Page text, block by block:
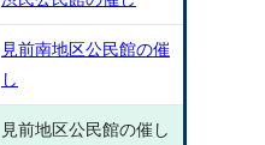
見前南地区公民館の催
し
見前地区公民館の催し